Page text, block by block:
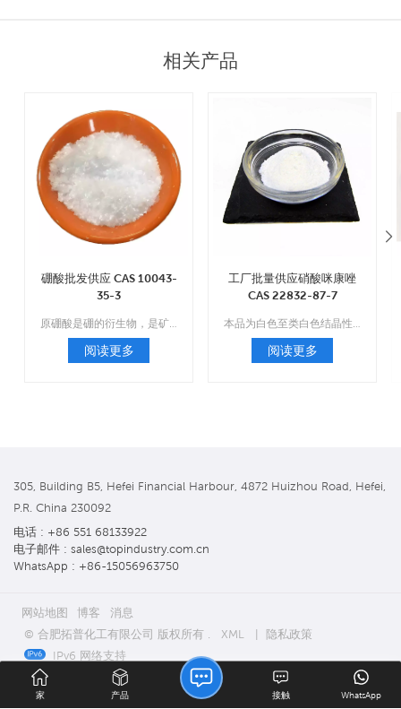
相关产品
硼酸批发供应 CAS 10043-
35-3
阅读更多
工厂批量供应硝酸咪康唑
CAS 22832-87-7
阅读更多
305, Building B5, Hefei Financial Harbour, 4872 Huizhou Road, Hefei,
P.R. China 230092
电话 : +86 551 68133922
电子邮件 : sales@topindustry.com.cn
WhatsApp : +86-15056963750
网站地图 博客
消息
© 合肥拓普化工有限公司 版权所有 .
XML |
隐私政策
IPv6 网络支持
家 产品 WhatsApp
接触